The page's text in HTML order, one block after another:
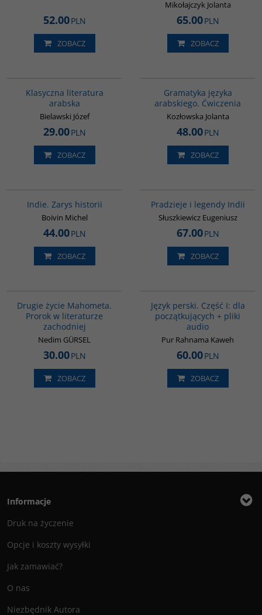
52.00PLN
ZOBACZ
Mikołajczyk Jolanta
65.00PLN
ZOBACZ
Klasyczna literatura
arabska
Bielawski Józef
29.00PLN
ZOBACZ
Gramatyka języka
arabskiego. Ćwiczenia
Kozłowska Jolanta
48.00PLN
ZOBACZ
Indie. Zarys historii
Boivin Michel
44.00PLN
ZOBACZ
Pradzieje i legendy Indii
Słuszkiewicz Eugeniusz
67.00PLN
ZOBACZ
Drugie życie Mahometa.
Prorok w literaturze
zachodniej
Nedim GÜRSEL
30.00PLN
ZOBACZ
Język perski. Część I: dla
początkujących + pliki
audio
Pur Rahnama Kaweh
60.00PLN
ZOBACZ
Informacje
Druk na życzenie
Opcje i koszty wysyłki
Jak zamawiać?
O nas
Niezbędnik Autora